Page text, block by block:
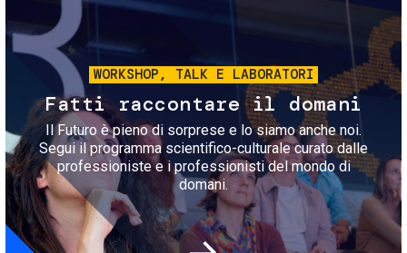
WORKSHOP, TALK E LABORATORI
Fatti raccontare il domani
Il Futuro è pieno di sorprese e lo siamo anche noi.
Segui il programma scientifico-culturale curato dalle
professioniste e i professionisti del mondo di
domani.